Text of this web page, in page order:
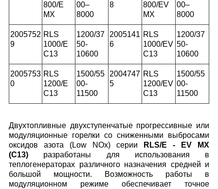
800/E
MX
00–
8000
8
800/EV
MX
00–
8000
2005752
9
RLS
1000/E
C13
1200/37
50-
10600
2005141
6
RLS
1000/EV
C13
1200/37
50-
10600
2005753
0
RLS
1200/E
C13
1500/55
00-
11500
2004747
5
RLS
1200/EV
C13
1500/55
00-
11500
Двухтопливные двухступенчатые прогрессивные или
модуляционные горелки со сниженными выбросами
оксидов азота (Low NОx) серии
RLS/E - EV MX
(С13) разработаны для использования в
теплогенераторах различного назначения средней и
большой мощности. Возможность работы в
модуляционном режиме обеспечивает точное